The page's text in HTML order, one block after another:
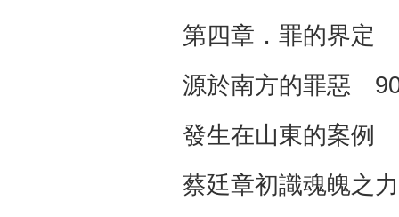
第四章．罪的界定
源於南方的罪惡
發生在山東的案例
蔡廷章初識魂魄之